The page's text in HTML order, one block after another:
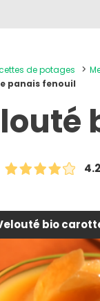
de potages
panais fenouil
4.2
bio